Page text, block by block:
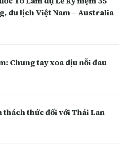
du lịch Việt Nam – Australia
Chung tay xoa dịu nỗi đau
thách thức đối với Thái Lan